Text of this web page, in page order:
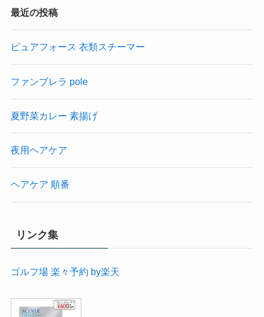
最近の投稿
ピュアフォース 衣類スチーマー
ファンブレラ pole
夏野菜カレー 素揚げ
夜用ヘアケア
ヘアケア 順番
リンク集
ゴルフ場 楽々予約 by楽天